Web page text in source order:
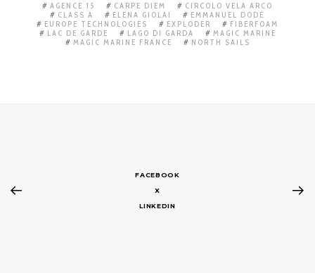
AGENCE 15 CARPE DIEM
CIRCOLO VELA ARCO
CLASS A
ELENA GIOLAI
EMMANUEL DODÉ
EUROPE TECHNOLOGIES
EXPLODER
FIBERFOAM
LAC DE GARDE
LAGO DI GARDA
MAGIC MARINE
MAGIC MARINE FRANCE
NORTH SAILS
FACEBOOK
X
LINKEDIN